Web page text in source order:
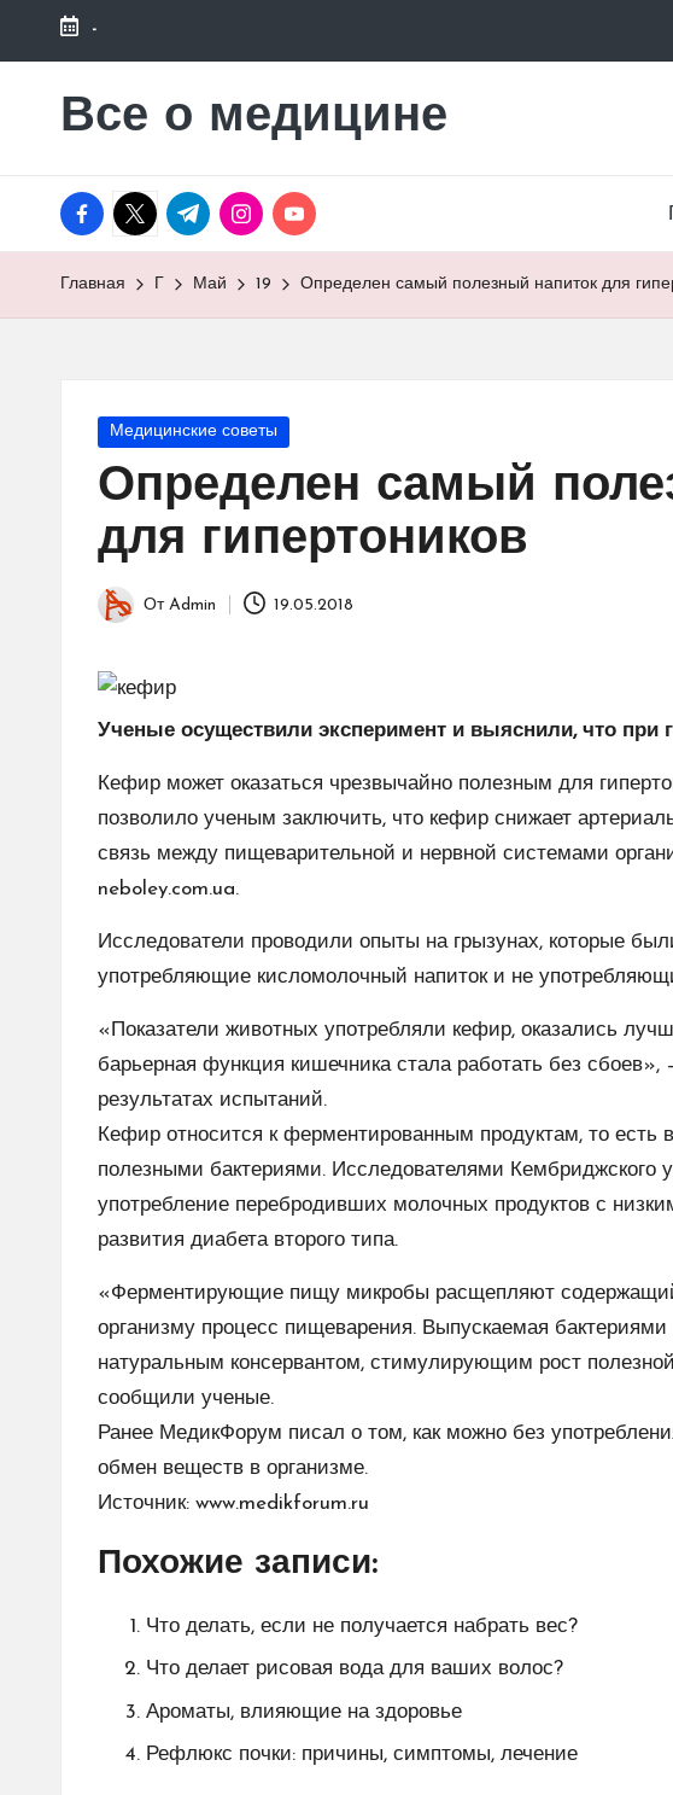
Перейти
содержимому
-
Все о медицине
Лечитесь
facebook.com
twitter.com
t.me instagram.com
youtube.com
Главная Г Май 19 Определен самый полезный напиток для
Опубликовано
Медицинские советы
Определен самый
для гипертоников
Запись
От Admin 19.05.2018
Ученые осуществили эксперимент и выяснили, что при
Кефир может оказаться чрезвычайно полезным для
позволило ученым заключить, что кефир снижает
связь между пищеварительной и нервной системами
neboley.com.ua.
Исследователи проводили опыты на грызунах, которые
употребляющие кисломолочный напиток и не
«Показатели животных употребляли кефир, оказались
барьерная функция кишечника стала работать без
результатах испытаний.
Кефир относится к ферментированным продуктам, то
полезными бактериями. Исследователями Кембриджского
употребление перебродивших молочных продуктов с
развития диабета второго типа.
«Ферментирующие пищу микробы расщепляют
организму процесс пищеварения. Выпускаемая бактериями
натуральным консервантом, стимулирующим рост
сообщили ученые.
Ранее МедикФорум писал о том, как можно без
обмен веществ в организме.
Источник: www.medikforum.ru
Похожие записи:
Что делать, если не получается набрать вес?
Что делает рисовая вода для ваших волос?
Ароматы, влияющие на здоровье
Рефлюкс почки: причины, симптомы, лечение